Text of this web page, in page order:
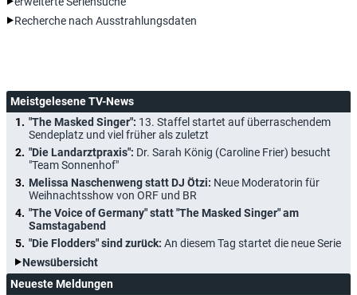
Recherche nach Ausstrahlungsdaten
Meistgelesene TV-News
"The Masked Singer": 13. Staffel startet auf überraschendem
Sendeplatz und viel früher als zuletzt
"Die Landarztpraxis": Dr. Sarah König (Caroline Frier) besucht
"Team Sonnenhof"
Melissa Naschenweng statt DJ Ötzi: Neue Moderatorin für
Weihnachtsshow von ORF und BR
"The Voice of Germany" statt "The Masked Singer" am
Samstagabend
"Die Flodders" sind zurück: An diesem Tag startet die neue Serie
Newsübersicht
Neueste Meldungen